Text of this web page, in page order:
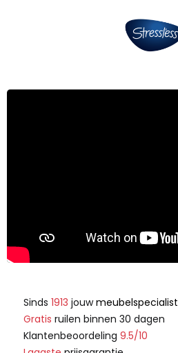
Sinds 1913 jouwmeubelspecialist
Gratis ruilen binnen 30 dagen
Klantenbeoordeling 9.5/10